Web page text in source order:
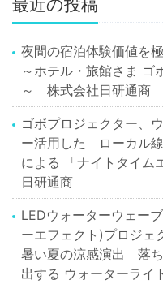
最近の投稿
夜間の宿泊体験価値を
～ホテル・旅館さま ゴ
～ 株式会社日研通商
ゴボプロジェクター、
ー活用した ローカル
による 「ナイトタイ
日研通商
LEDウォーターウェー
ーエフェクト)プロジ
暑い夏の涼感演出 落
出する ウォーターライ